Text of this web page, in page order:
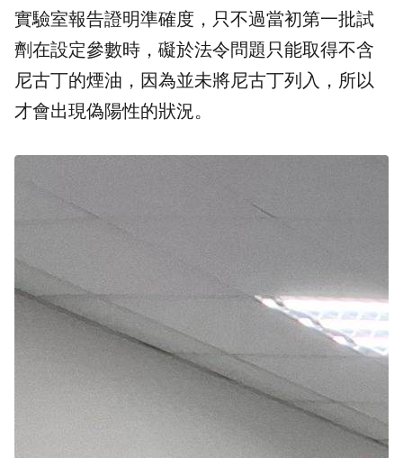
實驗室報告證明準確度，只不過當初第一批試
劑在設定參數時，礙於法令問題只能取得不含
尼古丁的煙油，因為並未將尼古丁列入，所以
才會出現偽陽性的狀況。